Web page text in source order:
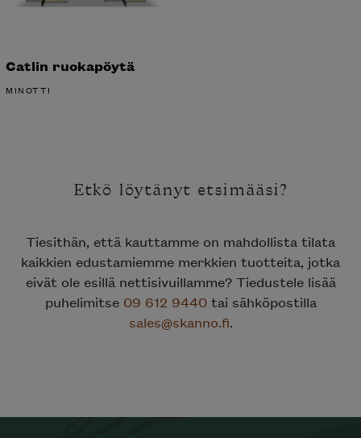
Etkö löytänyt etsimääsi?
kaikkien edustamiemme merkkien tuotteita, jotka
eivät ole esillä nettisivuillamme? Tiedustele lisää
puhelimitse 09 612 9440tai sähköpostilla
sales@skanno.fi.